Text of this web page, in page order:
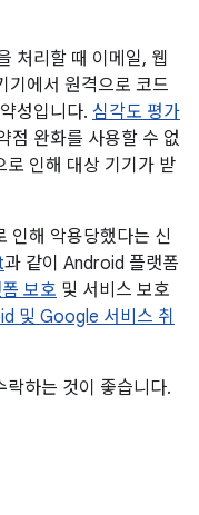
처리할 때 이메일, 웹
기에서 원격으로 코드
성입니다. 심각도 평가
점 완화를 사용할 수 없
로 인해 대상 기기가 받
인해 악용당했다는 신
과 같이 Android 플랫폼
보호 및 서비스 보호
및 Google 서비스 취
하는 것이 좋습니다.